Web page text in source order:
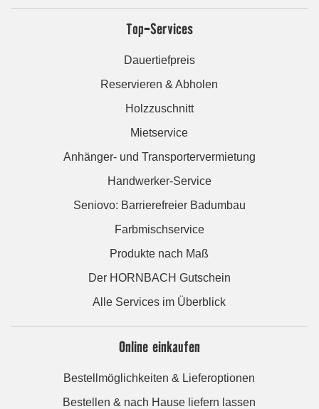
Top-Services
Dauertiefpreis
Reservieren & Abholen
Holzzuschnitt
Mietservice
Anhänger- und Transportervermietung
Handwerker-Service
Seniovo: Barrierefreier Badumbau
Farbmischservice
Produkte nach Maß
Der HORNBACH Gutschein
Alle Services im Überblick
Online einkaufen
Bestellmöglichkeiten & Lieferoptionen
Bestellen & nach Hause liefern lassen